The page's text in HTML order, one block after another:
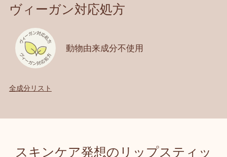
ヴィーガン対応処方
動物由来成分不使用
全成分リスト
スキンケア発想のリップスティッ